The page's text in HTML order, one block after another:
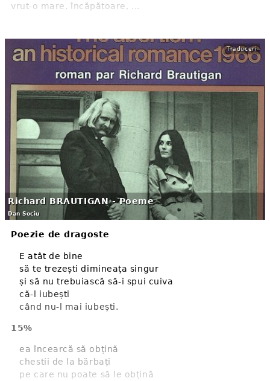
vrut-o mare, încăpătoare, ...
Traduceri
Richard BRAUTIGAN - Poeme
Dan Sociu
Poezie de dragoste
E atât de bine
să te trezești dimineața singur
și să nu trebuiască să-i spui cuiva
că-l iubești
când nu-l mai iubești.
15%
ea încearcă să obțină
chestii de la bărbați
pe care nu poate să le obțină